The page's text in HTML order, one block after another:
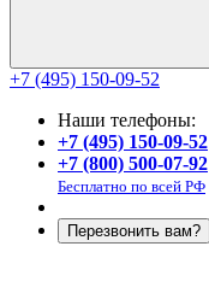
+7 (495) 150-09-52
Наши телефоны:
+7 (495) 150-09-52
+7 (800) 500-07-92
Бесплатно по всей РФ
Перезвонить вам?